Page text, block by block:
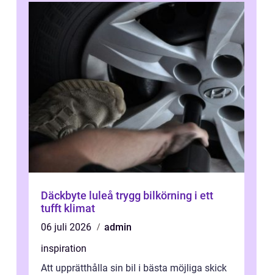
Däckbyte luleå trygg bilkörning i ett
tufft klimat
06 juli 2026
admin
inspiration
Att upprätthålla sin bil i bästa möjliga skick